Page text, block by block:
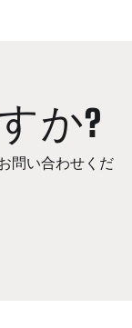
か?
問い合わせくだ